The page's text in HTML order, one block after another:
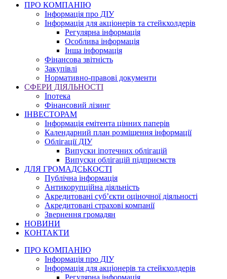
ПРО КОМПАНІЮ
Інформація про ДІУ
Інформація для акціонерів та стейкхолдерів
Регулярна інформація
Особлива інформація
Інша інформація
Фінансова звітність
Закупівлі
Нормативно-правові документи
СФЕРИ ДІЯЛЬНОСТІ
Іпотека
Фінансовий лізинг
ІНВЕСТОРАМ
Інформація емітента цінних паперів
Календарний план розміщення інформації
Облігації ДІУ
Випуски іпотечних облігацій
Випуски облігацій підприємств
ДЛЯ ГРОМАДСЬКОСТІ
Публічна інформація
Антикорупційна діяльність
Акредитовані суб’єкти оціночної діяльності
Акредитовані страхові компанії
Звернення громадян
НОВИНИ
КОНТАКТИ
ПРО КОМПАНІЮ
Інформація про ДІУ
Інформація для акціонерів та стейкхолдерів